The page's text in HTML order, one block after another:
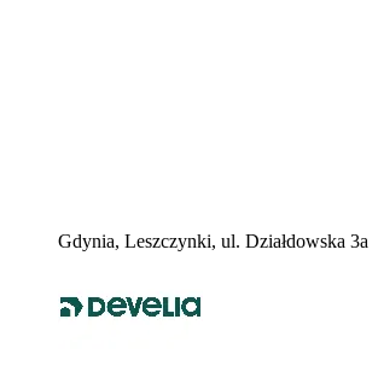
Gdynia, Leszczynki, ul. Działdowska 3a